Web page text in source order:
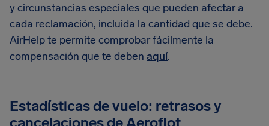
y circunstancias especiales que pueden afectar a
cada reclamación, incluida la cantidad que se debe.
AirHelp te permite comprobar fácilmente la
compensación que te deben aquí.
Estadísticas de vuelo: retrasos y